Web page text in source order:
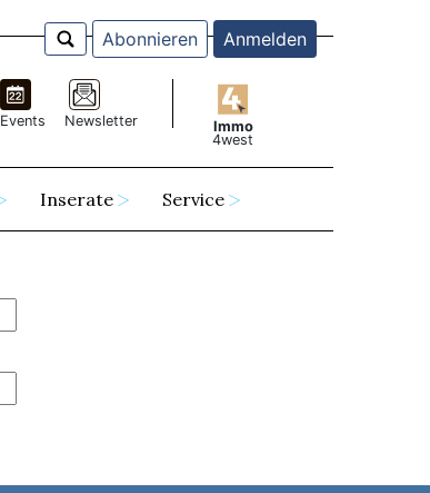
Abonnieren Anmelden
Events Newsletter
Immo
4west
Inserate Service